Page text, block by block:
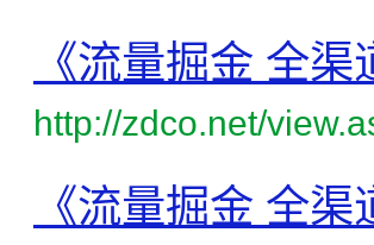
《流量掘金 全
http://zdco.net/
《流量掘金 全